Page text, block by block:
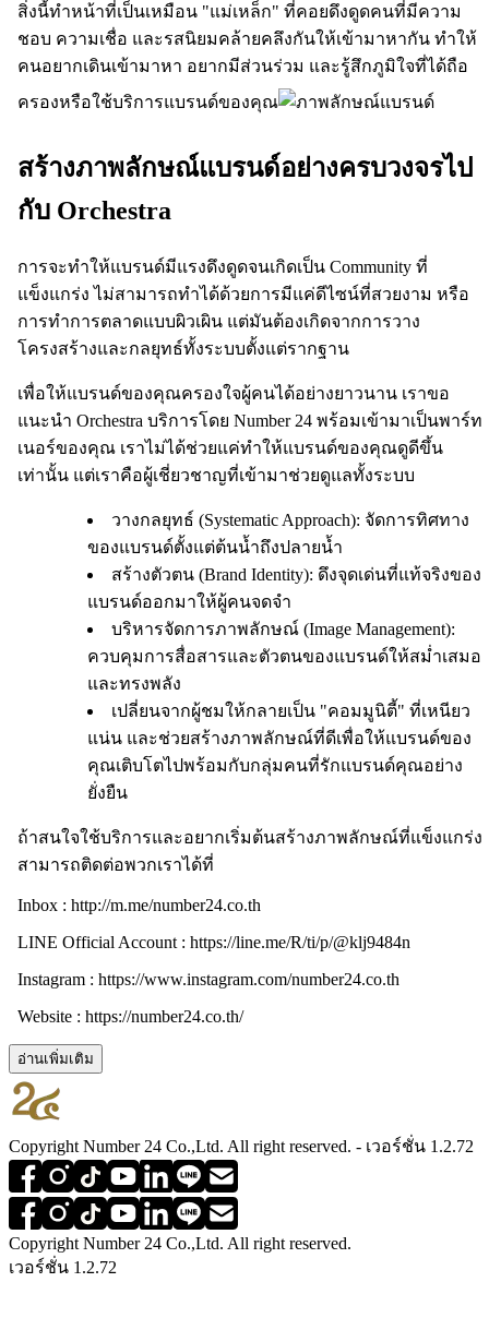
สิ่งนี้ทำหน้าที่เป็นเหมือน "แม่เหล็ก" ที่คอยดึงดูดคนที่มีความ
ชอบ ความเชื่อ และรสนิยมคล้ายคลึงกันให้เข้ามาหากัน ทำให้
คนอยากเดินเข้ามาหา อยากมีส่วนร่วม และรู้สึกภูมิใจที่ได้ถือ
ครองหรือใช้บริการแบรนด์ของคุณ
สร้างภาพลักษณ์แบรนด์อย่างครบวงจรไป
กับ Orchestra
การจะทำให้แบรนด์มีแรงดึงดูดจนเกิดเป็น Community ที่
แข็งแกร่ง ไม่สามารถทำได้ด้วยการมีแค่ดีไซน์ที่สวยงาม หรือ
การทำการตลาดแบบผิวเผิน แต่มันต้องเกิดจากการวาง
โครงสร้างและกลยุทธ์ทั้งระบบตั้งแต่รากฐาน
เพื่อให้แบรนด์ของคุณครองใจผู้คนได้อย่างยาวนาน เราขอ
แนะนำ Orchestra บริการโดย Number 24 พร้อมเข้ามาเป็นพาร์ท
เนอร์ของคุณ เราไม่ได้ช่วยแค่ทำให้แบรนด์ของคุณดูดีขึ้น
เท่านั้น แต่เราคือผู้เชี่ยวชาญที่เข้ามาช่วยดูแลทั้งระบบ
วางกลยุทธ์ (Systematic Approach): จัดการทิศทาง
ของแบรนด์ตั้งแต่ต้นน้ำถึงปลายน้ำ
สร้างตัวตน (Brand Identity): ดึงจุดเด่นที่แท้จริงของ
แบรนด์ออกมาให้ผู้คนจดจำ
บริหารจัดการภาพลักษณ์ (Image Management):
ควบคุมการสื่อสารและตัวตนของแบรนด์ให้สม่ำเสมอ
และทรงพลัง
เปลี่ยนจากผู้ชมให้กลายเป็น "คอมมูนิตี้" ที่เหนียว
แน่น และช่วยสร้างภาพลักษณ์ที่ดีเพื่อให้แบรนด์ของ
คุณเติบโตไปพร้อมกับกลุ่มคนที่รักแบรนด์คุณอย่าง
ยั่งยืน
ถ้าสนใจใช้บริการและอยากเริ่มต้นสร้างภาพลักษณ์ที่แข็งแกร่ง
สามารถติดต่อพวกเราได้ที่
Inbox : http://m.me/number24.co.th
LINE Official Account : https://line.me/R/ti/p/@klj9484n
Instagram : https://www.instagram.com/number24.co.th
Website : https://number24.co.th/
อ่านเพิ่มเติม
Copyright Number 24 Co.,Ltd. All right reserved. - เวอร์ชั่น 1.2.72
Copyright Number 24 Co.,Ltd. All right reserved.
เวอร์ชั่น 1.2.72